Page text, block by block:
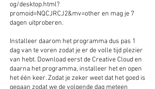
og/desktop.html?
promoid=NQCJRCJ2&mv=other en mag je 7
dagen uitproberen.
Installeer daarom het programma dus pas 1
dag van te voren zodat je er de volle tijd plezier
van hebt. Download eerst de Creative Cloud en
daarna het programma, installeer het en open
het één keer. Zodat je zeker weet dat het goed is
gegaan zodat we de volgende dag meteen